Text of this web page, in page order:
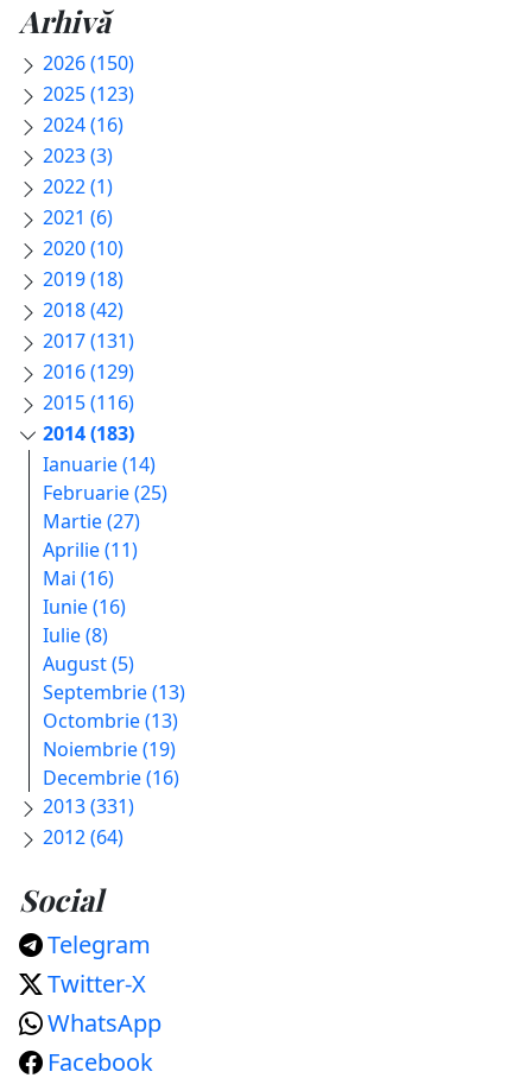
Arhivă
2026 (150)
2025 (123)
2024 (16)
2023 (3)
2022 (1)
2021 (6)
2020 (10)
2019 (18)
2018 (42)
2017 (131)
2016 (129)
2015 (116)
2014 (183)
Ianuarie (14)
Februarie (25)
Martie (27)
Aprilie (11)
Mai (16)
Iunie (16)
Iulie (8)
August (5)
Septembrie (13)
Octombrie (13)
Noiembrie (19)
Decembrie (16)
2013 (331)
2012 (64)
Social
Telegram
Twitter-X
WhatsApp
Facebook